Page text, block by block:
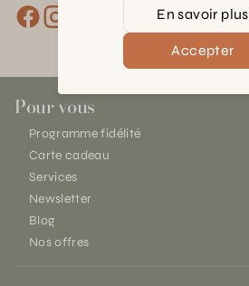
Pour vous
Programme fidélité
Carte cadeau
Services
Newsletter
Blog
Nos offres
En savoir plus
Accepter